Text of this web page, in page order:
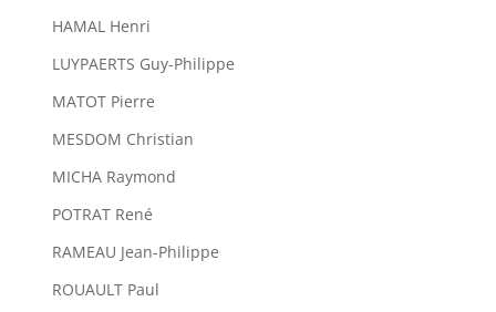
HAMAL Henri
LUYPAERTS Guy-Philippe
MATOT Pierre
MESDOM Christian
MICHA Raymond
POTRAT René
RAMEAU Jean-Philippe
ROUAULT Paul